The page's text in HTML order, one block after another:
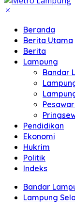
Beranda
Berita Utama
Berita
Lampung
Bandar
Pendidikan
Ekonomi
Hukrim
Politik
Indeks
Bandar
Lampung